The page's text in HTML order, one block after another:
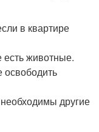
в квартире
животные.
другие